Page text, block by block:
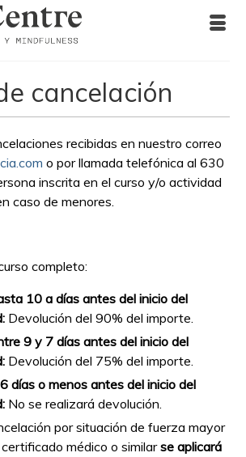
cancelación
recibidas en nuestro correo
o por llamada telefónica al 630
inscrita en el curso y/o actividad
caso de menores.
completo:
10 a días antes del inicio del
Devolución del 90% del importe.
9 y 7 días antes del inicio del
Devolución del 75% del importe.
días o menos antes del inicio del
No se realizará devolución.
por situación de fuerza mayor
médico o similarse aplicará